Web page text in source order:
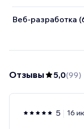
Веб-разработка
Отзывы 5,0(99)
5 16